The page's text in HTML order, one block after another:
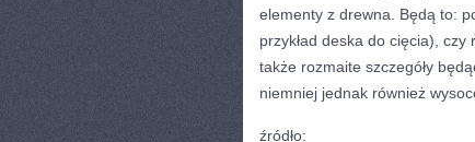
elementy z drewna. Będą to:
przykład deska do cięcia),
także rozmaite szczegóły
niemniej jednak również
źródło: